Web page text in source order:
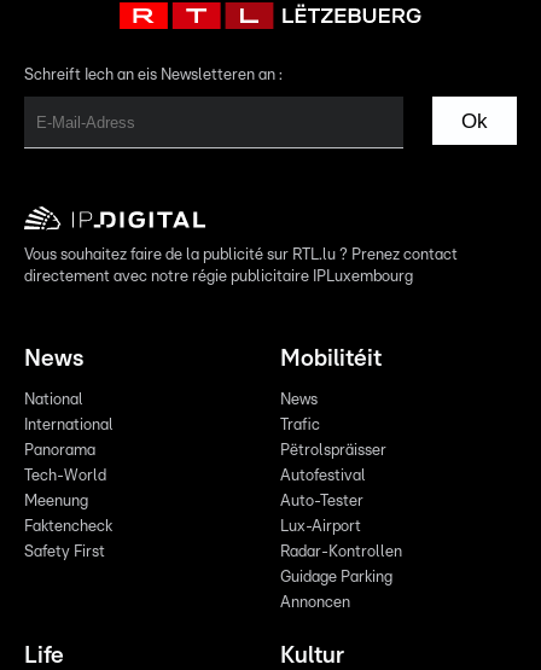
Schreift Iech an eis Newsletteren an :
Ok
Vous souhaitez faire de la publicité sur RTL.lu ? Prenez contact
directement avec notre régie publicitaire IPLuxembourg
News
National
International
Panorama
Tech-World
Meenung
Faktencheck
Safety First
Mobilitéit
News
Trafic
Pëtrolspräisser
Autofestival
Auto-Tester
Lux-Airport
Radar-Kontrollen
Guidage Parking
Annoncen
Life Kultur